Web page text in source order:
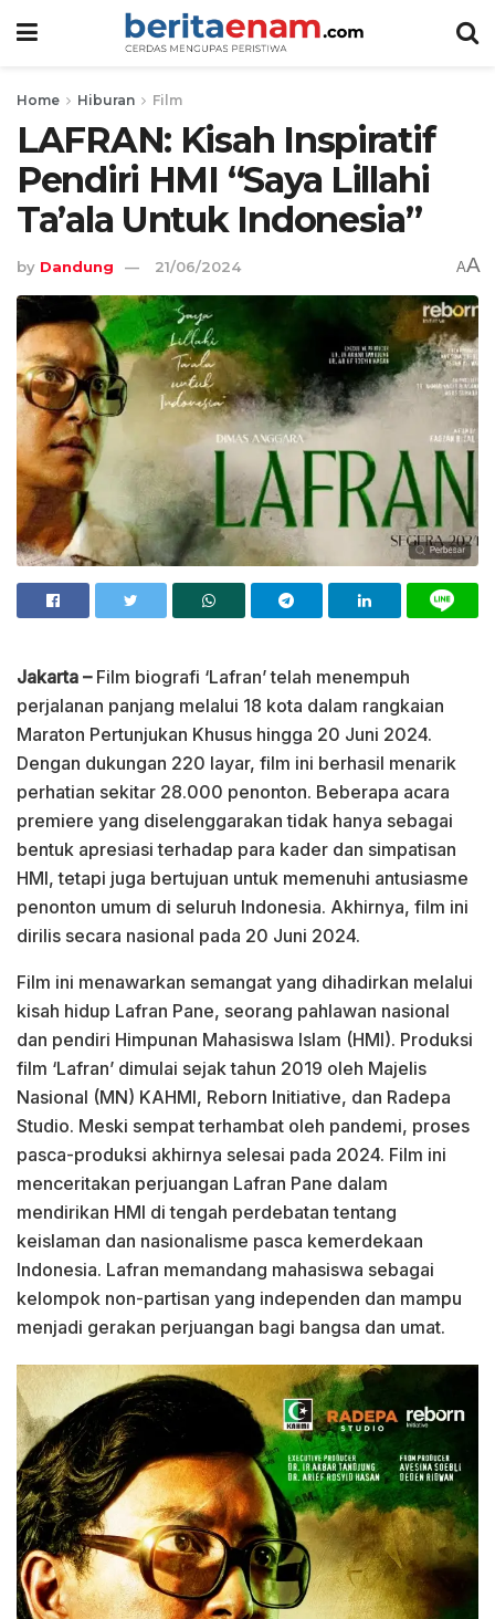
Home Hiburan Film
LAFRAN: Kisah Inspiratif
Pendiri HMI “Saya Lillahi
Ta’ala Untuk Indonesia”
by Dandung 21/06/2024 AA
Jakarta –Film biografi ‘Lafran’ telah menempuh
perjalanan panjang melalui 18 kota dalam rangkaian
Maraton Pertunjukan Khusus hingga 20 Juni 2024.
Dengan dukungan 220 layar, film ini berhasil menarik
perhatian sekitar 28.000 penonton. Beberapa acara
premiere yang diselenggarakan tidak hanya sebagai
bentuk apresiasi terhadap para kader dan simpatisan
HMI, tetapi juga bertujuan untuk memenuhi antusiasme
penonton umum di seluruh Indonesia. Akhirnya, film ini
dirilis secara nasional pada 20 Juni 2024.
Film ini menawarkan semangat yang dihadirkan melalui
kisah hidup Lafran Pane, seorang pahlawan nasional
dan pendiri Himpunan Mahasiswa Islam (HMI). Produksi
film ‘Lafran’ dimulai sejak tahun 2019 oleh Majelis
Nasional (MN) KAHMI, Reborn Initiative, dan Radepa
Studio. Meski sempat terhambat oleh pandemi, proses
pasca-produksi akhirnya selesai pada 2024. Film ini
menceritakan perjuangan Lafran Pane dalam
mendirikan HMI di tengah perdebatan tentang
keislaman dan nasionalisme pasca kemerdekaan
Indonesia. Lafran memandang mahasiswa sebagai
kelompok non-partisan yang independen dan mampu
menjadi gerakan perjuangan bagi bangsa dan umat.